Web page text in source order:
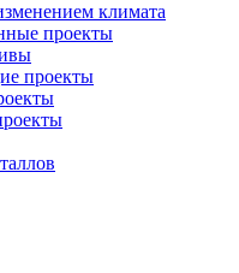
климата
проекты
проекты